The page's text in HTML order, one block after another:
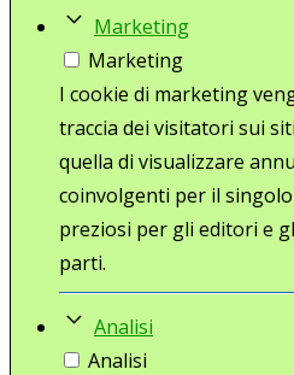
Marketing
Marketing
I cookie di marketing
traccia dei visitatori sui
quella di visualizzare
coinvolgenti per il
preziosi per gli editori e
parti.
Analisi
Analisi